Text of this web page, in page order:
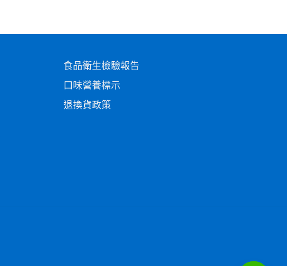
食品衛生檢驗報告
口味營養標示
退換貨政策